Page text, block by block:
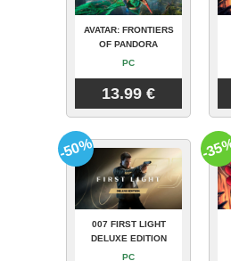
AVATAR: FRONTIERS
OF PANDORA
PC
13.99 €
007 FIRST LIGHT
DELUXE EDITION
PC
-50% -